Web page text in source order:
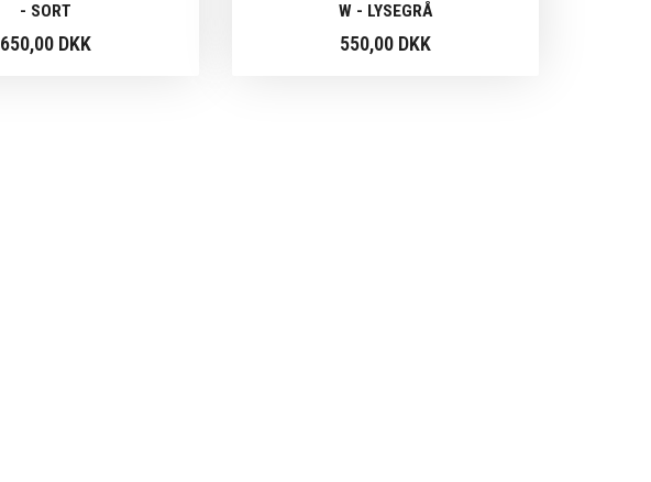
- SORT
650,00 DKK
W - LYSEGRÅ
550,00 DKK